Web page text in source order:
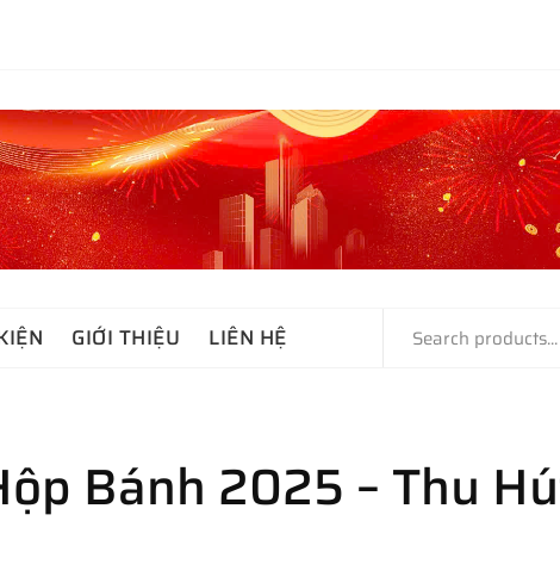
GIỚI THIỆU LIÊN HỆ
Bánh 2025 – Thu